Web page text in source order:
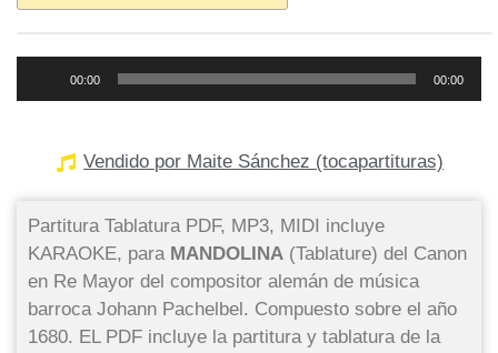
de
00:00 00:00
Vendido por Maite Sánchez (tocapartituras)
Partitura Tablatura PDF, MP3, MIDI incluye
KARAOKE, para MANDOLINA (Tablature) del Canon
en Re Mayor del compositor alemán de música
barroca Johann Pachelbel. Compuesto sobre el año
1680. EL PDF incluye la partitura y tablatura de la